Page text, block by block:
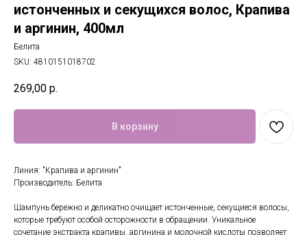
истонченных и секущихся волос, Крапива
и аргинин, 400мл
Белита
SKU: 4810151018702
269,00 р.
В корзину
Линия: "Крапива и аргинин"
Производитель: Белита
Шампунь бережно и деликатно очищает истонченные, секущиеся волосы,
которые требуют особой осторожности в обращении. Уникальное
сочетание экстракта крапивы, аргинина и молочной кислоты позволяет